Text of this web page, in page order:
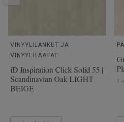
VINYYLILANKUT JA
VINYYLILAATAT
iD Inspiration Click Solid 55 |
Scandinavian Oak LIGHT
BEIGE
1-